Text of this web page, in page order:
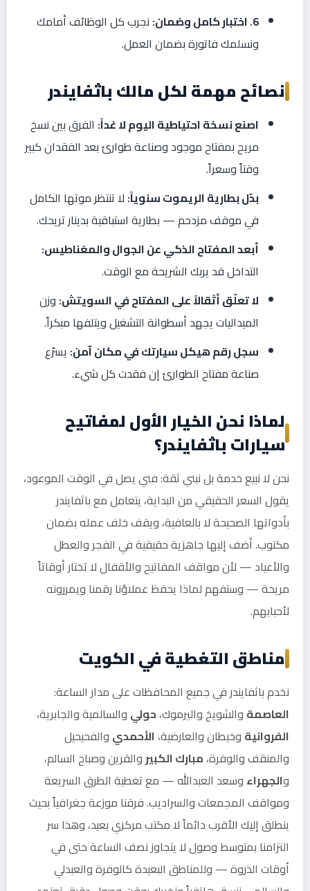
6. اختبار كامل وضمان:
نجرب كل الوظائف أمامك
ونسلمك فاتورة بضمان العمل.
نصائح مهمة لكل مالك باثفايندر
اصنع نسخة احتياطية اليوم لا غداً: الفرق بين نسخ
مريح بمفتاح موجود وصناعة طوارئ بعد الفقدان كبير
وقتاً وسعراً.
بدّل بطارية الريموت سنوياً: لا تنتظر موتها الكامل
في موقف مزدحم — بطارية استباقية بدينار تريحك.
أبعد المفتاح الذكي عن الجوال والمغناطيس:
التداخل قد يربك الشريحة مع الوقت.
لا تعلّق أثقالاً على المفتاح في السويتش: وزن
الميداليات يجهد أسطوانة التشغيل ويتلفها مبكراً.
سجل رقم هيكل سيارتك في مكان آمن: يسرّع
صناعة مفتاح الطوارئ إن فقدت كل شيء.
لماذا نحن الخيار الأول لمفاتيح
سيارات باثفايندر؟
نحن لا نبيع خدمة بل نبني ثقة: فني يصل في الوقت الموعود،
يقول السعر الحقيقي من البداية، يتعامل مع باثفايندر
بأدواتها الصحيحة لا بالعافية، ويقف خلف عمله بضمان
مكتوب. أضف إليها جاهزية حقيقية في الفجر والعطل
والأعياد — لأن مواقف المفاتيح والأقفال لا تختار أوقاتاً
مريحة — وستفهم لماذا يحفظ عملاؤنا رقمنا ويمررونه
لأحبابهم.
مناطق التغطية في الكويت
نخدم باثفايندر في جميع المحافظات على مدار الساعة:
العاصمة والشويخ واليرموك،حولي والسالمية والجابرية،
الفروانية وخيطان والعارضية، الأحمدي والفحيحيل
والمنقف والوفرة، مبارك الكبيروالقرين وصباح السالم،
والجهراء وسعد العبدالله — مع تغطية الطرق السريعة
ومواقف المجمعات والسراديب. فرقنا موزعة جغرافياً بحيث
ينطلق إليك الأقرب دائماً لا مكتب مركزي بعيد، وهذا سر
التزامنا بمتوسط وصول لا يتجاوز نصف الساعة حتى في
أوقات الذروة — وللمناطق البعيدة كالوفرة والعبدلي